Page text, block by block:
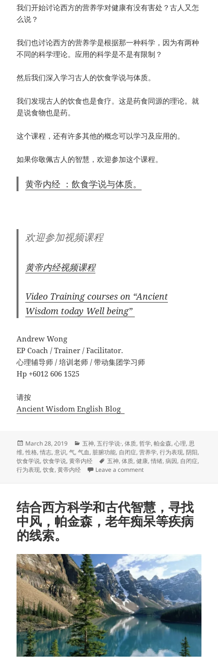
我们开始讨论西方的营养学对健康有没有害处？古人又怎
么说？
我们也讨论西方的营养学是根据那一种科学，因为有两种
不同的科学理论。应用的科学是不是有限制？
然后我们深入学习古人的饮食学说与体质。
我们发现古人的饮食也是食疗。这是药食同源的理论。就
是说食物也是药。
这个课程，还有许多其他的概念可以学习及应用的。
如果你敬佩古人的智慧，欢迎参加这个课程。
黄帝内经 ：飲食学说与体质。
欢迎参加视频课程
黄帝内经视频课程
Video Trainingcourses on “Ancient
Wisdom today Well being”
Andrew Wong
EP Coach / Trainer / Facilitator.
心理辅导师 / 培训老师 / 带动集团学习师
Hp +6012 606 1525
请按
Ancient Wisdom English Blog
Posted
on
March 28, 2019 Categories
五神,五行学说·,体质,哲学,帕金森,心理,思
维,性格,情志,意识,气,气血, 脏腑功能, 自闭症,营养学,行为表现, 阴阳,
饮食学说,饮食学说,黄帝内经 Tags
五神,体质,健康,情绪,病因, 自闭症,
行为表现,饮食,黄帝内经 Leave a commenton 黄帝内经第一课程
结合西方科学和古代智慧，寻找
中风，帕金森，老年痴呆等疾病
的线索。